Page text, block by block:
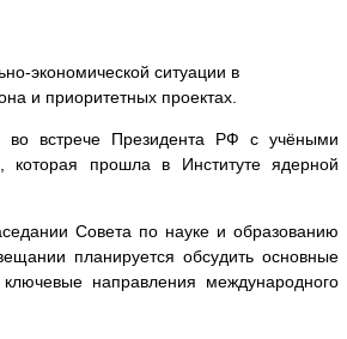
экономической ситуации в
и приоритетных проектах.
во встрече Президента РФ с учёными
которая прошла в Институте ядерной
Совета по науке и образованию
планируется обсудить основные
направления международного